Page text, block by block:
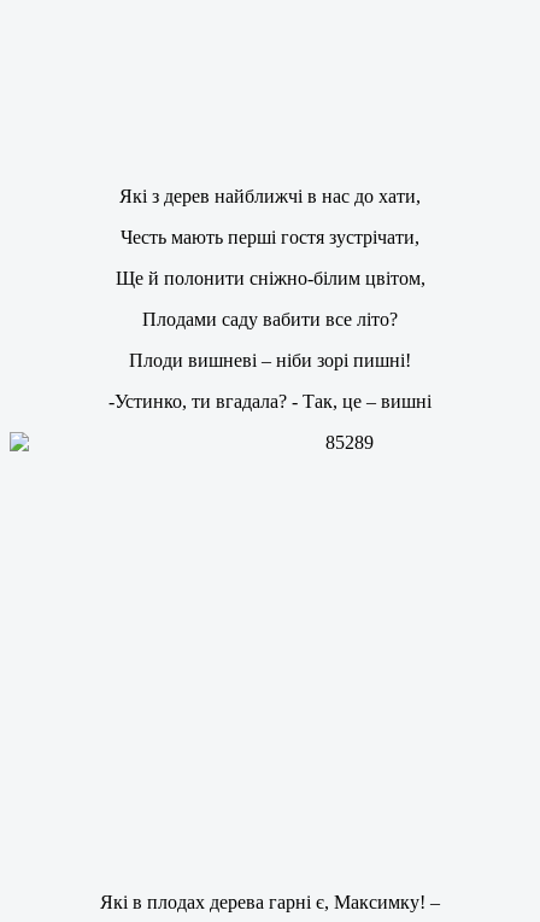
Які з дерев найближчі в нас до хати,
Честь мають перші гостя зустрічати,
Ще й полонити сніжно-білим цвітом,
Плодами саду вабити все літо?
Плоди вишневі – ніби зорі пишні!
-Устинко, ти вгадала? - Так, це – вишні
Які в плодах дерева гарні є, Максимку! –